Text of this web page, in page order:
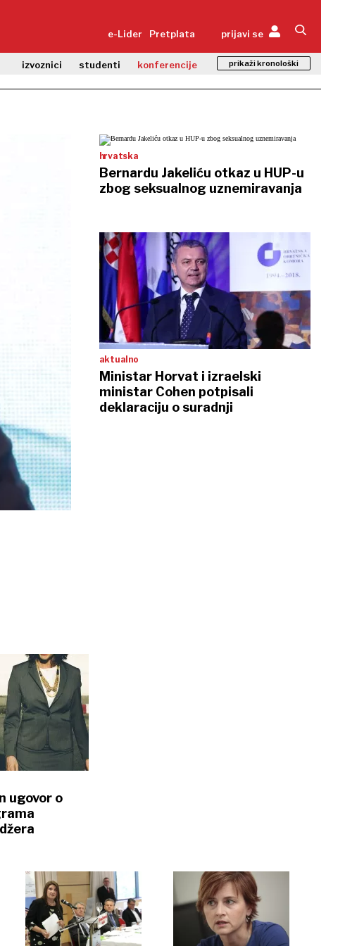
e-Lider Pretplata prijavi se
izvoznici studenti konferencije prikaži kronološki
hrvatska
Bernardu Jakeliću otkaz u HUP-u
zbog seksualnog uznemiravanja
aktualno
Ministar Horvat i izraelski
ministar Cohen potpisali
deklaraciju o suradnji
ugovor o